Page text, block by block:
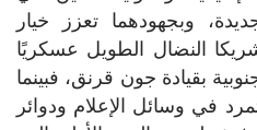
وبجهودهما تعزز خيار
النضال الطويل عسكريًا
بقيادة جون قرنق، فبينما
في وسائل الإعلام ودوائر